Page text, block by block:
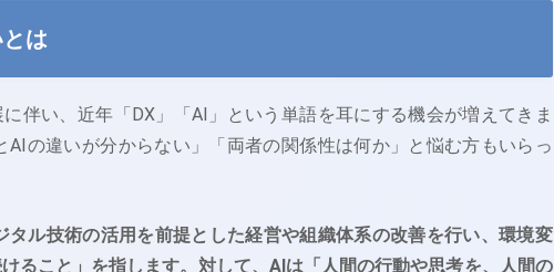
は
伴い、近年「DX」「AI」という単語を耳にする機会が増えてきま
AIの違いが分からない」「両者の関係性は何か」と悩む方もいらっ
タル技術の活用を前提とした経営や組織体系の改善を行い、環境変
ること」を指します。 対して、AIは「人間の行動や思考を、人間の